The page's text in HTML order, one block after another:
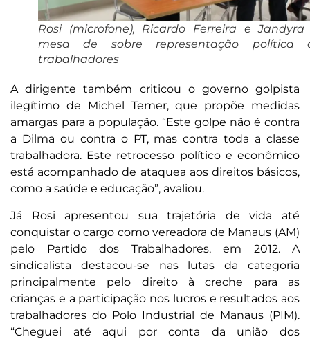
Rosi (microfone), Ricardo Ferreira e
mesa de sobre representação política
trabalhadores
A dirigente também criticou o governo golpista
ilegítimo de Michel Temer, que propõe medidas
amargas para a população. “Este golpe não é contra
a Dilma ou contra o PT, mas contra toda a classe
trabalhadora. Este retrocesso político e econômico
está acompanhado de ataquea aos direitos básicos,
como a saúde e educação”, avaliou.
Já Rosi apresentou sua trajetória de vida até
conquistar o cargo como vereadora de Manaus (AM)
pelo Partido dos Trabalhadores, em 2012. A
sindicalista destacou-se nas lutas da categoria
principalmente pelo direito à creche para as
crianças e a participação nos lucros e resultados aos
trabalhadores do Polo Industrial de Manaus (PIM).
“Cheguei até aqui por conta da união dos